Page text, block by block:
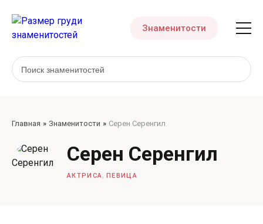
Знаменитости
Главная Знаменитости Серен Серенгил
Серен Серенгил
АКТРИСА,ПЕВИЦА